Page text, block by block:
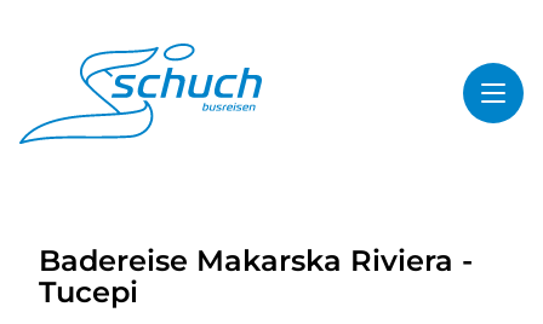
Highlights
Service
Badereise Makarska Riviera -
Tucepi